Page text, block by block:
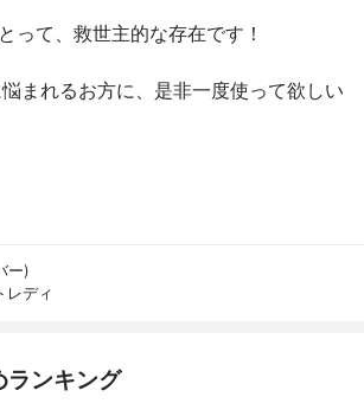
って、救世主的な存在です！
まれるお方に、是非一度使って欲しい
ー)
レディ
ランキング